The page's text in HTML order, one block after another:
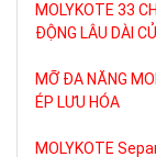
MOLYKOTE 33
ĐỘNG LÂU DÀI
MỠ ĐA NĂNG
ÉP LƯU HÓA
MOLYKOTE